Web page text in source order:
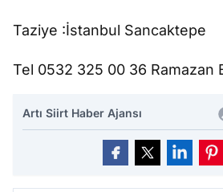
Taziye :İstanbul Sancaktepe
Tel 0532 325 00 36 Ramazan
Artı Siirt Haber Ajansı